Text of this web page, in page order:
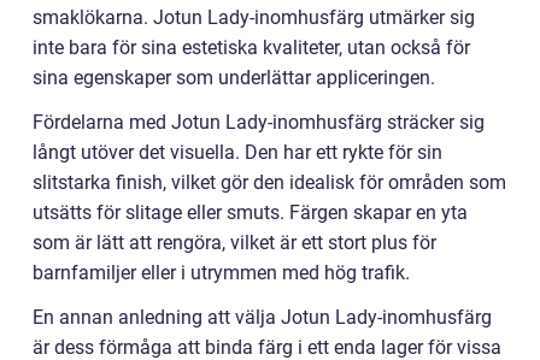
smaklökarna. Jotun Lady-inomhusfärg utmärker sig
inte bara för sina estetiska kvaliteter, utan också för
sina egenskaper som underlättar appliceringen.
Fördelarna med Jotun Lady-inomhusfärg sträcker sig
långt utöver det visuella. Den har ett rykte för sin
slitstarka finish, vilket gör den idealisk för områden som
utsätts för slitage eller smuts. Färgen skapar en yta
som är lätt att rengöra, vilket är ett stort plus för
barnfamiljer eller i utrymmen med hög trafik.
En annan anledning att välja Jotun Lady-inomhusfärg
är dess förmåga att binda färg i ett enda lager för vissa